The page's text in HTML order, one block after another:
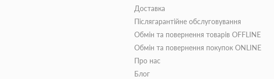
Доставка
Післягарантійне обслуговування
Обмін та повернення товарів OFFLINE
Обмін та повернення покупок ONLINE
Про нас
Блог